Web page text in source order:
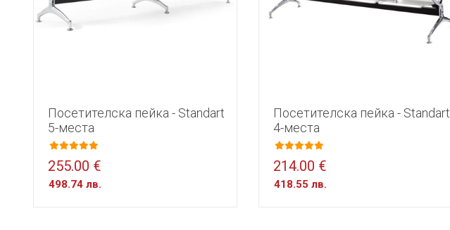
Посетителска пейка - Standart
5-места
255.00 €
498.74 лв.
Посетителска пейка - Standart
4-места
214.00 €
418.55 лв.